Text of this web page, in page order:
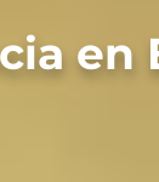
en